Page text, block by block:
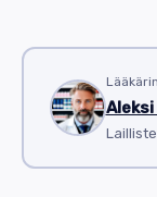
Aleksi